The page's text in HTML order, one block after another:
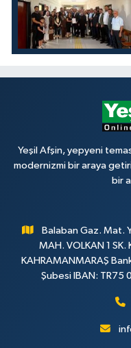
Yeşil Afşin, yepyeni
modernizmi bir araya
bir
Balaban Gaz. Mat.
MAH. VOLKAN 1 SK.
KAHRAMANMARAŞ
Şubesi IBAN: